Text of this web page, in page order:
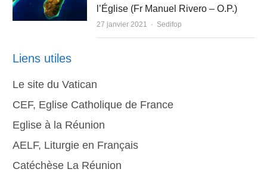
l’Église (Fr Manuel Rivero – O.P.)
27 janvier 2021 Author
Sedifop
Liens utiles
Le site du Vatican
CEF, Eglise Catholique de France
Eglise à la Réunion
AELF, Liturgie en Français
Catéchèse La Réunion